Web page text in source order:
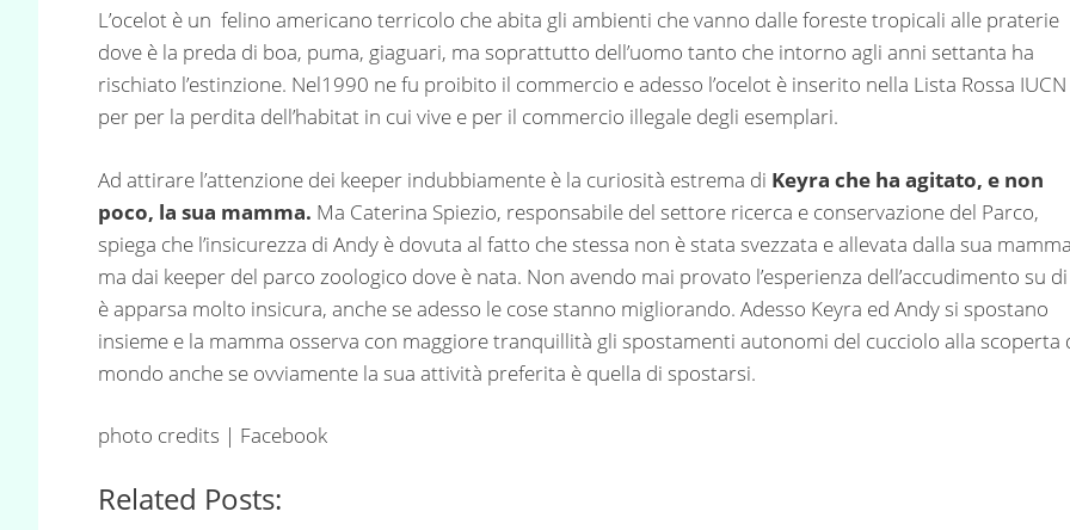
L’ocelot è un felino americano terricolo che abita gli ambienti che vanno dalle foreste tropicali alle praterie
dove è la preda di boa, puma, giaguari, ma soprattutto dell’uomo tanto che intorno agli anni settanta ha
rischiato l’estinzione. Nel1990 ne fu proibito il commercio e adesso l’ocelot è inserito nella Lista Rossa IUCN
per per la perdita dell’habitat in cui vive e per il commercio illegale degli esemplari.
Ad attirare l’attenzione dei keeper indubbiamente è la curiosità estrema di Keyra che ha agitato, e non
poco, la sua mamma. Ma Caterina Spiezio, responsabile del settore ricerca e conservazione del Parco,
spiega che l’insicurezza di Andy è dovuta al fatto che stessa non è stata svezzata e allevata dalla sua
ma dai keeper del parco zoologico dove è nata. Non avendo mai provato l’esperienza dell’accudimento su
è apparsa molto insicura, anche se adesso le cose stanno migliorando. Adesso Keyra ed Andy si spostano
insieme e la mamma osserva con maggiore tranquillità gli spostamenti autonomi del cucciolo alla scoperta
mondo anche se ovviamente la sua attività preferita è quella di spostarsi.
photo credits | Facebook
Related Posts: